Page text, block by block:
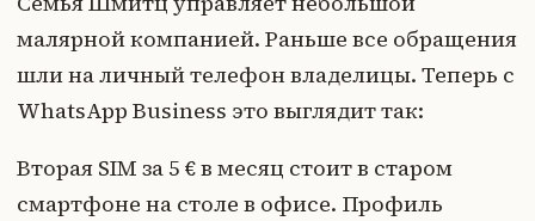
малярной компанией. Раньше все обращения
шли на личный телефон владелицы. Теперь с
WhatsApp Business это выглядит так:
Вторая SIM за 5 € в месяц стоит в старом
смартфоне на столе в офисе. Профиль